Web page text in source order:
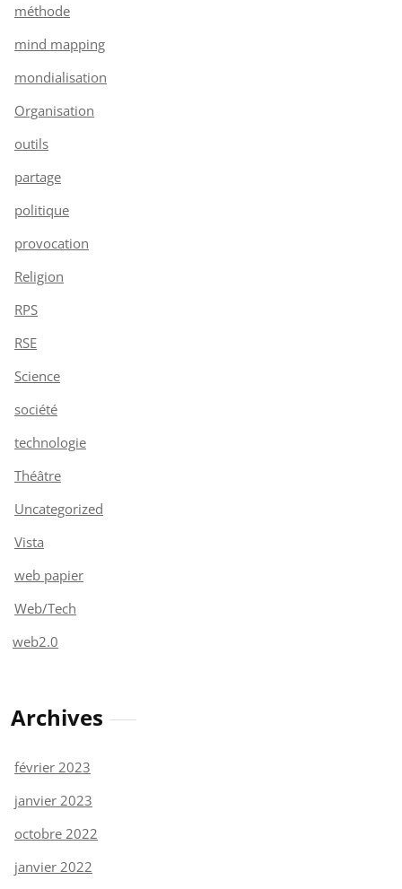
méthode
mind mapping
mondialisation
Organisation
outils
partage
politique
provocation
Religion
RPS
RSE
Science
société
technologie
Théâtre
Uncategorized
Vista
web papier
Web/Tech
web2.0
Archives
février 2023
janvier 2023
octobre 2022
janvier 2022